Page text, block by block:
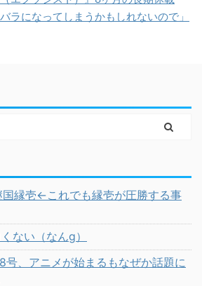
ラになってしまうかもしれないので」
縁壱←これでも縁壱が圧勝する事
ない（なんg）
号、アニメが始まるもなぜか話題に